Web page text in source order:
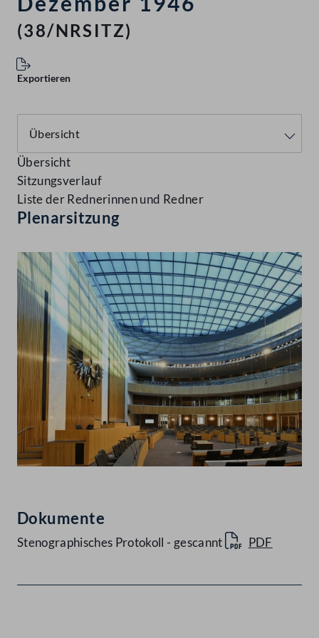
(38/NRSITZ)
Exportieren
Übersicht
Sitzungsverlauf
Liste der Rednerinnen und Redner
Plenarsitzung
Dokumente
Stenographisches Protokoll - gescannt PDF